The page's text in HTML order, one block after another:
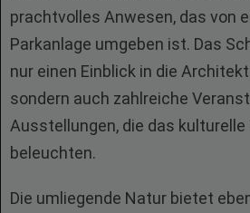
prachtvolles Anwesen, das von
Parkanlage umgeben ist. Das
nur einen Einblick in die
sondern auch zahlreiche
Ausstellungen, die das kulturelle
beleuchten.
Die umliegende Natur bietet